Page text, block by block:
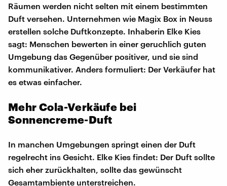
Räumen werden nicht selten mit einem bestimmten
Duft versehen. Unternehmen wie Magix Box in Neuss
erstellen solche Duftkonzepte. Inhaberin Elke Kies
sagt: Menschen bewerten in einer geruchlich guten
Umgebung das Gegenüber positiver, und sie sind
kommunikativer. Anders formuliert: Der Verkäufer hat
es etwas einfacher.
Mehr Cola-Verkäufe bei
Sonnencreme-Duft
In manchen Umgebungen springt einen der Duft
regelrecht ins Gesicht. Elke Kies findet: Der Duft sollte
sich eher zurückhalten, sollte das gewünscht
Gesamtambiente unterstreichen.